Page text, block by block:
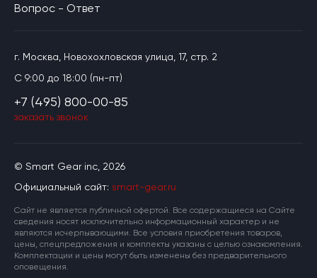
© Smart Gear inc, 2026
Официальный сайт: smart-gear.ru
Cайт не является публичной офертой. Все содержащиеся на Сайте
сведения носят исключительно информационный характер и не
являются исчерпывающими. Все условия приобретения товаров,
цены, спецпредложения и комплекты указаны с целью ознакомления.
Комплектации и цены могут быть изменены без предварительного
оповещения.
Вопрос - Ответ
г. Москва, Новохохловская улица, 17, стр. 2
C 9:00 до 18:00 (пн-пт)
+7 (495) 800-00-85
заказать звонок